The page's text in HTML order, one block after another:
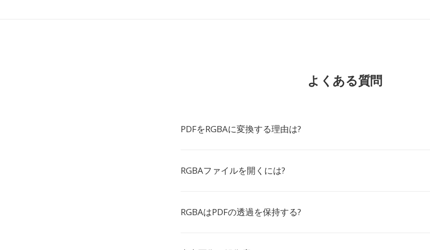
よくある質問
PDFをRGBAに変換する理由は?
RGBAファイルを開くには?
RGBAはPDFの透過を保持する?